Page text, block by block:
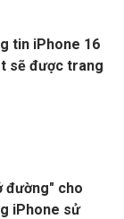
tin iPhone 16
sẽ được trang
đường" cho
iPhone sử